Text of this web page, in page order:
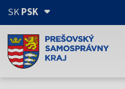
SKPSK
Doména psk.sk je oficiálna
Toto je oficiálna webová